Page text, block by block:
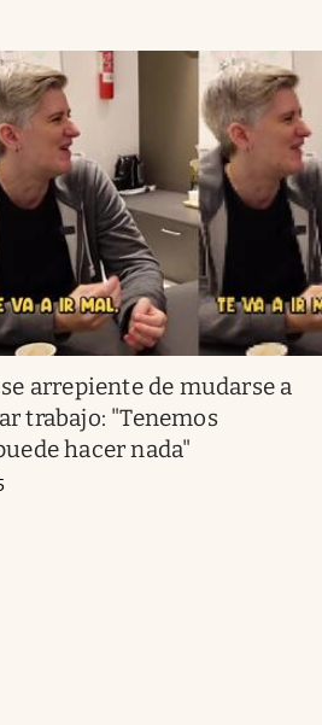
arrepiente de mudarse a
trabajo: "Tenemos
hacer nada"